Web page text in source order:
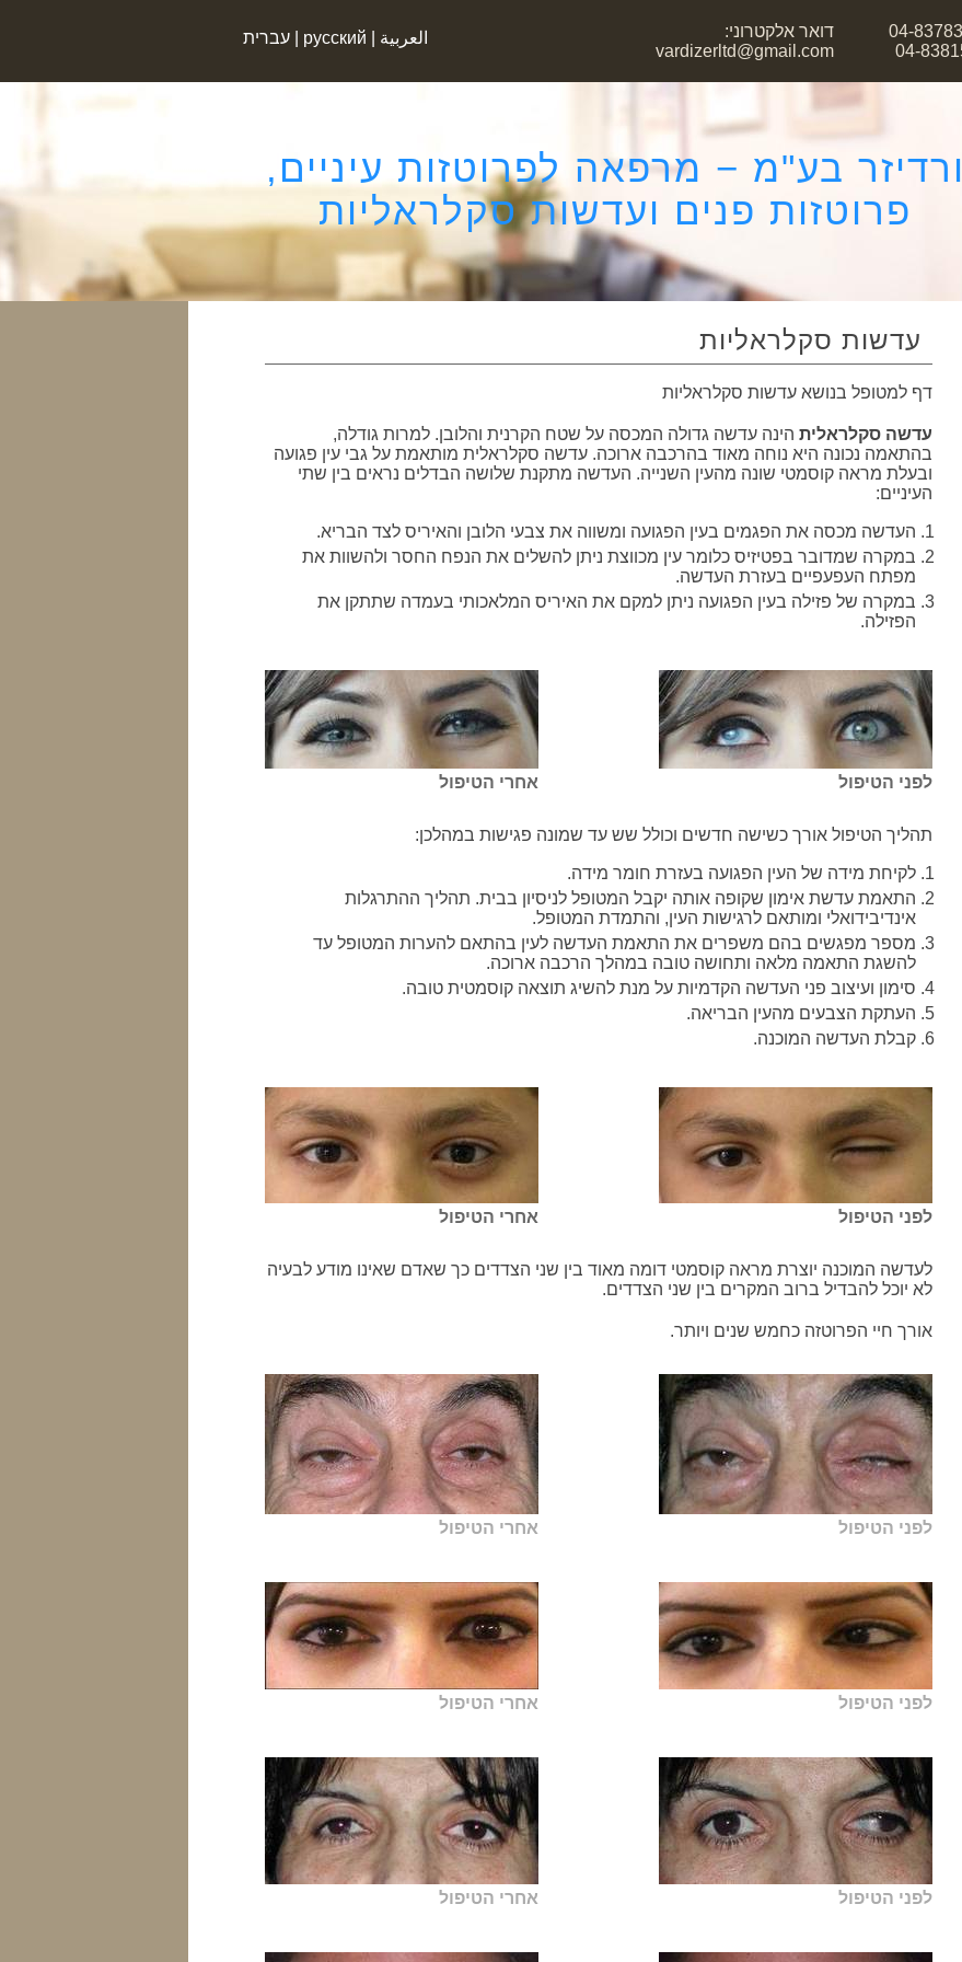
דואר אלקטרוני:
vardizerltd@gmail.com
العربية русский עברית
ורדיזר בע"מ − מרפאה לפרוטזות עיניים,
פרוטזות פנים ועדשות סקלראליות
עדשות סקלראליות
דף למטופל בנושא עדשות סקלראליות
עדשה סקלראלית הינה עדשה גדולה המכסה על שטח הקרנית והלובן. למרות גודלה,
בהתאמה נכונה היא נוחה מאוד בהרכבה ארוכה. עדשה סקלראלית מותאמת על גבי עין פגועה
ובעלת מראה קוסמטי שונה מהעין השנייה. העדשה מתקנת שלושה הבדלים נראים בין שתי
העיניים:
העדשה מכסה את הפגמים בעין הפגועה ומשווה את צבעי הלובן והאיריס לצד הבריא.
במקרה שמדובר בפטיזיס כלומר עין מכווצת ניתן להשלים את הנפח החסר ולהשוות את
מפתח העפעפיים בעזרת העדשה.
במקרה של פזילה בעין הפגועה ניתן למקם את האיריס המלאכותי בעמדה שתתקן את
הפזילה.
לפני הטיפול אחרי הטיפול
תהליך הטיפול אורך כשישה חדשים וכולל שש עד שמונה פגישות במהלכן:
לקיחת מידה של העין הפגועה בעזרת חומר מידה.
התאמת עדשת אימון שקופה אותה יקבל המטופל לניסיון בבית. תהליך ההתרגלות
אינדיבידואלי ומותאם לרגישות העין, והתמדת המטופל.
מספר מפגשים בהם משפרים את התאמת העדשה לעין בהתאם להערות המטופל עד
להשגת התאמה מלאה ותחושה טובה במהלך הרכבה ארוכה.
סימון ועיצוב פני העדשה הקדמיות על מנת להשיג תוצאה קוסמטית טובה.
העתקת הצבעים מהעין הבריאה.
קבלת העדשה המוכנה.
לפני הטיפול אחרי הטיפול
לעדשה המוכנה יוצרת מראה קוסמטי דומה מאוד בין שני הצדדים כך שאדם שאינו מודע לבעיה
לא יוכל להבדיל ברוב המקרים בין שני הצדדים.
אורך חיי הפרוטזה כחמש שנים ויותר.
לפני הטיפול אחרי הטיפול
לפני הטיפול אחרי הטיפול
לפני הטיפול אחרי הטיפול